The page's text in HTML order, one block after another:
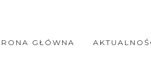
GŁÓWNA